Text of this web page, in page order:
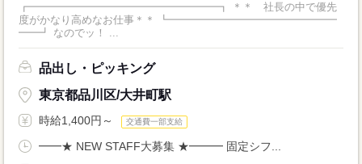
┏━━━━━━━━━━━━━━━━━━┓ ＊＊ 社長の中で優先
度がかなり高めなお仕事＊＊ ┗━━━━━━━━━━━━━━━━
━━┛ なのでッ！ ...
品出し・ピッキング
東京都品川区/大井町駅
時給1,400円～ 交通費一部支給
━━★ NEW STAFF大募集 ★━━━ 固定シフ...